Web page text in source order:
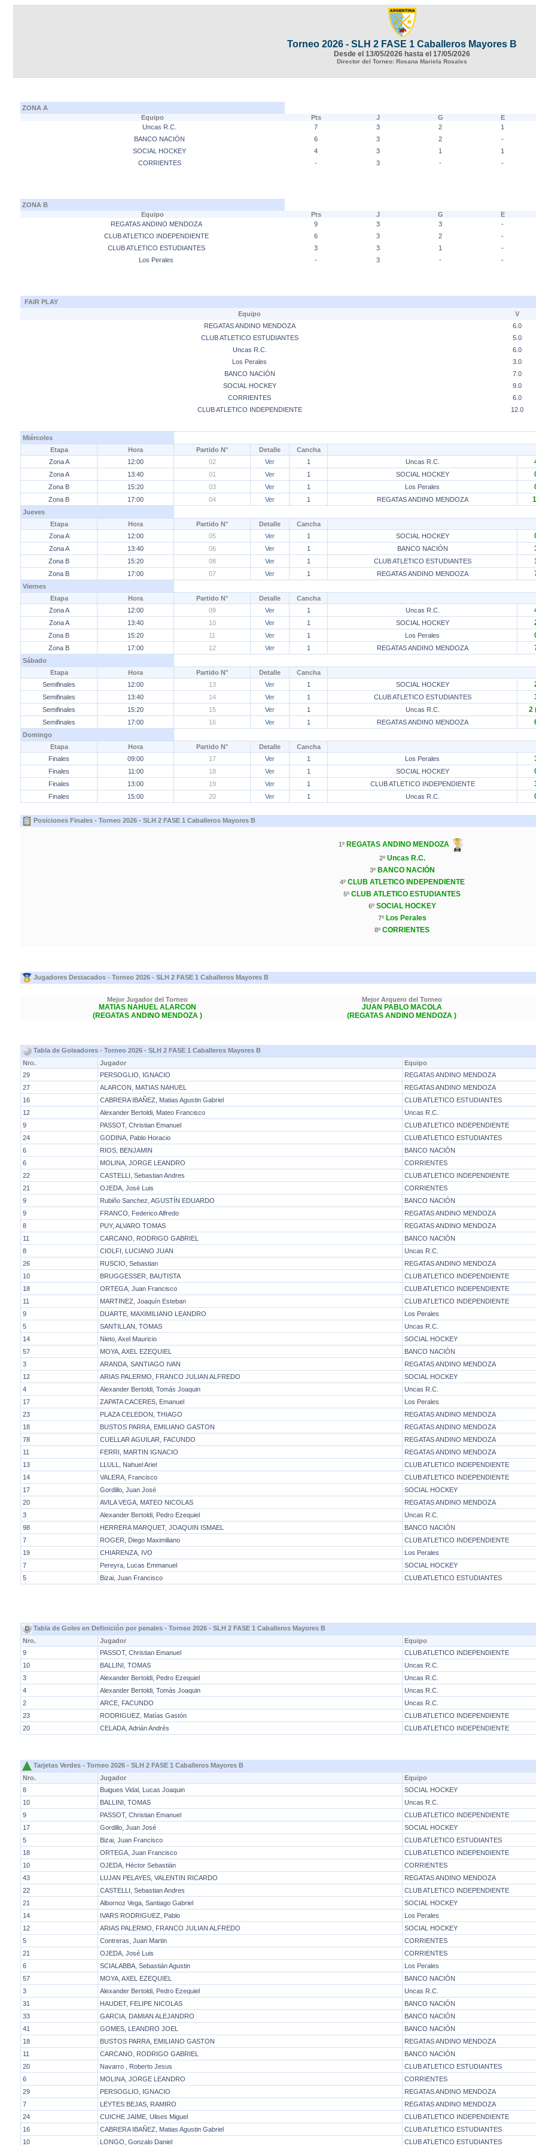
Torneo 2026 - SLH 2 FASE 1 Caballeros Mayores B
Desde el 13/05/2026 hasta el 17/05/2026
Director del Torneo: Rosana Mariela Rosales
ZONA A
Equipo
Pts J G E
Uncas R.C.
7 3 2 1
BANCO NACIÓN
6 3 2 -
SOCIAL HOCKEY
4 3 1 1
CORRIENTES
- 3 - -
ZONA B
Equipo
Pts J G E
REGATAS ANDINO MENDOZA
9 3 3 -
CLUB ATLETICO INDEPENDIENTE
6 3 2 -
CLUB ATLETICO ESTUDIANTES
3 3 1 -
Los Perales
- 3 - -
FAIR PLAY
Equipo
V
REGATAS ANDINO MENDOZA
6.0
CLUB ATLETICO ESTUDIANTES
5.0
Uncas R.C.
6.0
Los Perales
3.0
BANCO NACIÓN
7.0
SOCIAL HOCKEY
9.0
CORRIENTES
6.0
CLUB ATLETICO INDEPENDIENTE
12.0
Miércoles
Etapa
Hora Partido N° Detalle Cancha
Zona A
12:00 02 Ver 1 Uncas R.C.
Zona A 13:40 01 Ver 1 SOCIAL HOCKEY
Zona B 15:20 03 Ver 1 Los Perales
Zona B 17:00 04 Ver 1 REGATAS ANDINO MENDOZA
Jueves
Etapa
Hora Partido N° Detalle Cancha
Zona A
12:00 05 Ver 1 SOCIAL HOCKEY
Zona A 13:40 06 Ver 1 BANCO NACIÓN
Zona B 15:20 08 Ver 1 CLUB ATLETICO ESTUDIANTES
Zona B 17:00 07 Ver 1 REGATAS ANDINO MENDOZA
Viernes
Etapa
Hora Partido N° Detalle Cancha
Zona A
12:00 09 Ver 1 Uncas R.C.
Zona A 13:40 10 Ver 1 SOCIAL HOCKEY
Zona B 15:20 11 Ver 1 Los Perales
Zona B 17:00 12 Ver 1 REGATAS ANDINO MENDOZA
Sábado
Etapa
Hora Partido N° Detalle Cancha
Semifinales
12:00 13 Ver 1 SOCIAL HOCKEY
Semifinales 13:40 14 Ver 1 CLUB ATLETICO ESTUDIANTES
Semifinales 15:20 15 Ver 1 Uncas R.C. 2
Semifinales 17:00 16 Ver 1 REGATAS ANDINO MENDOZA
Domingo
Etapa
Hora Partido N° Detalle Cancha
Finales
09:00 17 Ver 1 Los Perales
Finales 11:00 18 Ver 1 SOCIAL HOCKEY
Finales 13:00 19 Ver 1 CLUB ATLETICO INDEPENDIENTE
Finales 15:00 20 Ver 1 Uncas R.C.
Posiciones Finales - Torneo 2026 - SLH 2 FASE 1 Caballeros Mayores B
1º REGATAS ANDINO MENDOZA
2º Uncas R.C.
3º BANCO NACIÓN
4º CLUB ATLETICO INDEPENDIENTE
5º CLUB ATLETICO ESTUDIANTES
6º SOCIAL HOCKEY
7º Los Perales
8º CORRIENTES
Jugadores Destacados - Torneo 2026 - SLH 2 FASE 1 Caballeros Mayores B
Mejor Jugador del Torneo
MATIAS NAHUEL ALARCON
(REGATAS ANDINO MENDOZA )
Mejor Arquero del Torneo
JUAN PABLO MACOLA
(REGATAS ANDINO MENDOZA )
Tabla de Goleadores - Torneo 2026 - SLH 2 FASE 1 Caballeros Mayores B
Nro.
Jugador Equipo
29
PERSOGLIO, IGNACIO REGATAS ANDINO MENDOZA
27
ALARCON, MATIAS NAHUEL REGATAS ANDINO MENDOZA
16
CABRERA IBAÑEZ, Matias Agustin Gabriel CLUB ATLETICO ESTUDIANTES
12
Alexander Bertoldi, Mateo Francisco Uncas R.C.
9
PASSOT, Christian Emanuel CLUB ATLETICO INDEPENDIENTE
24
GODINA, Pablo Horacio CLUB ATLETICO ESTUDIANTES
6
RIOS, BENJAMIN BANCO NACIÓN
6
MOLINA, JORGE LEANDRO CORRIENTES
22
CASTELLI, Sebastian Andres CLUB ATLETICO INDEPENDIENTE
21
OJEDA, José Luis CORRIENTES
9
Rubiño Sanchez, AGUSTÍN EDUARDO BANCO NACIÓN
9
FRANCO, Federico Alfredo REGATAS ANDINO MENDOZA
8
PUY, ALVARO TOMAS REGATAS ANDINO MENDOZA
11
CARCANO, RODRIGO GABRIEL BANCO NACIÓN
8
CIOLFI, LUCIANO JUAN Uncas R.C.
26
RUSCIO, Sebastian REGATAS ANDINO MENDOZA
10
BRUGGESSER, BAUTISTA CLUB ATLETICO INDEPENDIENTE
18
ORTEGA, Juan Francisco CLUB ATLETICO INDEPENDIENTE
11
MARTINEZ, Joaquín Esteban CLUB ATLETICO INDEPENDIENTE
9
DUARTE, MAXIMILIANO LEANDRO Los Perales
5
SANTILLAN, TOMAS Uncas R.C.
14
Nieto, Axel Mauricio SOCIAL HOCKEY
57
MOYA, AXEL EZEQUIEL BANCO NACIÓN
3
ARANDA, SANTIAGO IVAN REGATAS ANDINO MENDOZA
12
ARIAS PALERMO, FRANCO JULIAN ALFREDO SOCIAL HOCKEY
4
Alexander Bertoldi, Tomás Joaquin Uncas R.C.
17
ZAPATA CACERES, Emanuel Los Perales
23
PLAZA CELEDON, THIAGO REGATAS ANDINO MENDOZA
18
BUSTOS PARRA, EMILIANO GASTON REGATAS ANDINO MENDOZA
78
CUELLAR AGUILAR, FACUNDO REGATAS ANDINO MENDOZA
11
FERRI, MARTIN IGNACIO REGATAS ANDINO MENDOZA
13
LLULL, Nahuel Ariel CLUB ATLETICO INDEPENDIENTE
14
VALERA, Francisco CLUB ATLETICO INDEPENDIENTE
17
Gordillo, Juan José SOCIAL HOCKEY
20
AVILA VEGA, MATEO NICOLAS REGATAS ANDINO MENDOZA
3
Alexander Bertoldi, Pedro Ezequiel Uncas R.C.
98
HERRERA MARQUET, JOAQUIN ISMAEL BANCO NACIÓN
7
ROGER, Diego Maximiliano CLUB ATLETICO INDEPENDIENTE
19
CHIARENZA, IVO Los Perales
7
Pereyra, Lucas Emmanuel SOCIAL HOCKEY
5
Bizai, Juan Francisco CLUB ATLETICO ESTUDIANTES
Tabla de Goles en Definición por penales - Torneo 2026 - SLH 2 FASE 1 Caballeros Mayores B
Nro.
Jugador Equipo
9
PASSOT, Christian Emanuel CLUB ATLETICO INDEPENDIENTE
10
BALLINI, TOMAS Uncas R.C.
3
Alexander Bertoldi, Pedro Ezequiel Uncas R.C.
4
Alexander Bertoldi, Tomás Joaquin Uncas R.C.
2
ARCE, FACUNDO Uncas R.C.
23
RODRIGUEZ, Matías Gastón CLUB ATLETICO INDEPENDIENTE
20
CELADA, Adrián Andrés CLUB ATLETICO INDEPENDIENTE
Tarjetas Verdes - Torneo 2026 - SLH 2 FASE 1 Caballeros Mayores B
Nro.
Jugador Equipo
8
Buigues Vidal, Lucas Joaquin SOCIAL HOCKEY
10
BALLINI, TOMAS Uncas R.C.
9
PASSOT, Christian Emanuel CLUB ATLETICO INDEPENDIENTE
17
Gordillo, Juan José SOCIAL HOCKEY
5
Bizai, Juan Francisco CLUB ATLETICO ESTUDIANTES
18
ORTEGA, Juan Francisco CLUB ATLETICO INDEPENDIENTE
10
OJEDA, Héctor Sebastián CORRIENTES
43
LUJAN PELAYES, VALENTIN RICARDO REGATAS ANDINO MENDOZA
22
CASTELLI, Sebastian Andres CLUB ATLETICO INDEPENDIENTE
21
Albornoz Vega, Santiago Gabriel SOCIAL HOCKEY
14
IVARS RODRIGUEZ, Pablo Los Perales
12
ARIAS PALERMO, FRANCO JULIAN ALFREDO SOCIAL HOCKEY
5
Contreras, Juan Martin CORRIENTES
21
OJEDA, José Luis CORRIENTES
6
SCIALABBA, Sebastián Agustin Los Perales
57
MOYA, AXEL EZEQUIEL BANCO NACIÓN
3
Alexander Bertoldi, Pedro Ezequiel Uncas R.C.
31
HAUDET, FELIPE NICOLAS BANCO NACIÓN
33
GARCIA, DAMIAN ALEJANDRO BANCO NACIÓN
41
GOMES, LEANDRO JOEL BANCO NACIÓN
18
BUSTOS PARRA, EMILIANO GASTON REGATAS ANDINO MENDOZA
11
CARCANO, RODRIGO GABRIEL BANCO NACIÓN
20
Navarro , Roberto Jesus CLUB ATLETICO ESTUDIANTES
6
MOLINA, JORGE LEANDRO CORRIENTES
29
PERSOGLIO, IGNACIO REGATAS ANDINO MENDOZA
7
LEYTES BEJAS, RAMIRO REGATAS ANDINO MENDOZA
24
CUICHE JAIME, Ulises Miguel CLUB ATLETICO INDEPENDIENTE
16
CABRERA IBAÑEZ, Matias Agustin Gabriel CLUB ATLETICO ESTUDIANTES
10
LONGO, Gonzalo Daniel CLUB ATLETICO ESTUDIANTES